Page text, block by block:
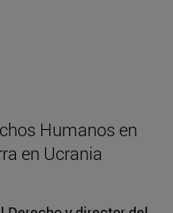
Humanos en
en Ucrania